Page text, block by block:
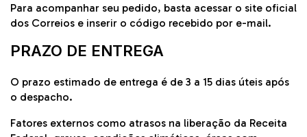
Para acompanhar seu pedido, basta acessar o site oficial
dos Correios e inserir o código recebido por e-mail.
PRAZO DE ENTREGA
O prazo estimado de entrega é de 3 a 15 dias úteis após
o despacho.
Fatores externos como atrasos na liberação da Receita